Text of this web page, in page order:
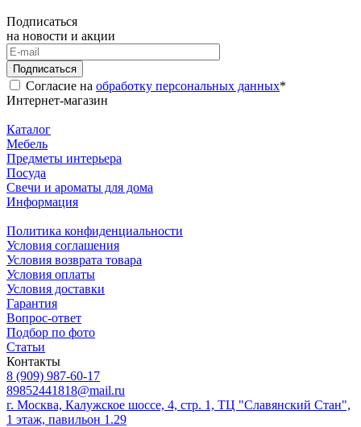
Подписаться
на новости и акции
Подписаться
Согласие на обработку персональных данных*
Интернет-магазин
Каталог
Мебель
Предметы интерьера
Посуда
Свечи и ароматы для дома
Информация
Политика конфиденциальности
Условия соглашения
Условия возврата товара
Условия оплаты
Условия доставки
Гарантия
Вопрос-ответ
Подбор по фото
Статьи
Контакты
8 (909) 987-60-17
89852441818@mail.ru
г. Москва, Калужское шоссе, 4, стр. 1, ТЦ "Славянский Стан",
1 этаж, павильон 1.29